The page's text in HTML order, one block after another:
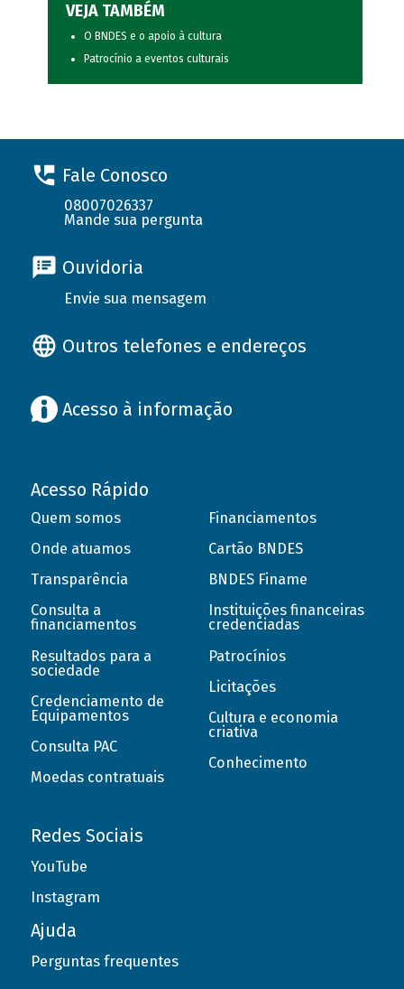
VEJA TAMBÉM
O BNDES e o apoio à cultura
Patrocínio a eventos culturais
Fale Conosco
08007026337
Mande sua pergunta
Ouvidoria
Envie sua mensagem
Outros telefones e endereços
Acesso à informação
Acesso Rápido
Quem somos
Onde atuamos
Transparência
Consulta a
financiamentos
Resultados para a
sociedade
Credenciamento de
Equipamentos
Consulta PAC
Moedas contratuais
Financiamentos
Cartão BNDES
BNDES Finame
Instituições financeiras
credenciadas
Patrocínios
Licitações
Cultura e economia
criativa
Conhecimento
Redes Sociais
YouTube
Instagram
Ajuda
Perguntas frequentes